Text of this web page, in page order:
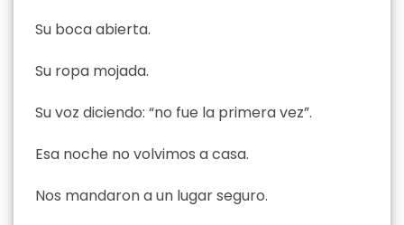
Su boca abierta.
Su ropa mojada.
Su voz diciendo: “no fue la primera vez”.
Esa noche no volvimos a casa.
Nos mandaron a un lugar seguro.